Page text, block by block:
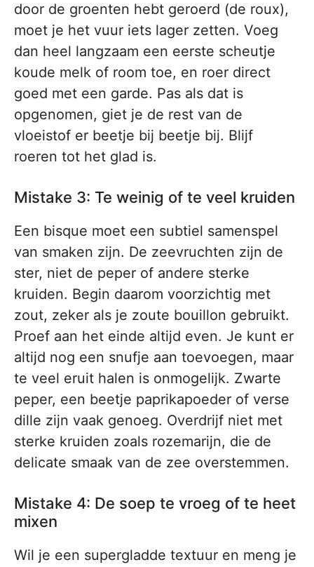
door de groenten hebt geroerd (de roux),
moet je het vuur iets lager zetten. Voeg
dan heel langzaam een eerste scheutje
koude melk of room toe, en roer direct
goed met een garde. Pas als dat is
opgenomen, giet je de rest van de
vloeistof er beetje bij beetje bij. Blijf
roeren tot het glad is.
Mistake 3: Te weinig of te veel kruiden
Een bisque moet een subtiel samenspel
van smaken zijn. De zeevruchten zijn de
ster, niet de peper of andere sterke
kruiden. Begin daarom voorzichtig met
zout, zeker als je zoute bouillon gebruikt.
Proef aan het einde altijd even. Je kunt er
altijd nog een snufje aan toevoegen, maar
te veel eruit halen is onmogelijk. Zwarte
peper, een beetje paprikapoeder of verse
dille zijn vaak genoeg. Overdrijf niet met
sterke kruiden zoals rozemarijn, die de
delicate smaak van de zee overstemmen.
Mistake 4: De soep te vroeg of te heet
mixen
Wil je een supergladde textuur en meng je